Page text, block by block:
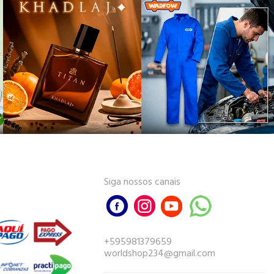
Siga nossos canais
+595981379659
worldshop234@gmail.com